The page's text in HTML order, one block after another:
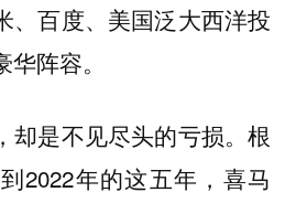
、百度、美国泛大西洋投
阵容。
却是不见尽头的亏损。根
2022年的这五年，喜马